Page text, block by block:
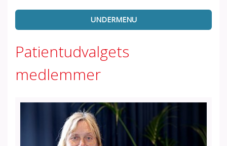
UNDERMENU
Patientudvalgets
medlemmer